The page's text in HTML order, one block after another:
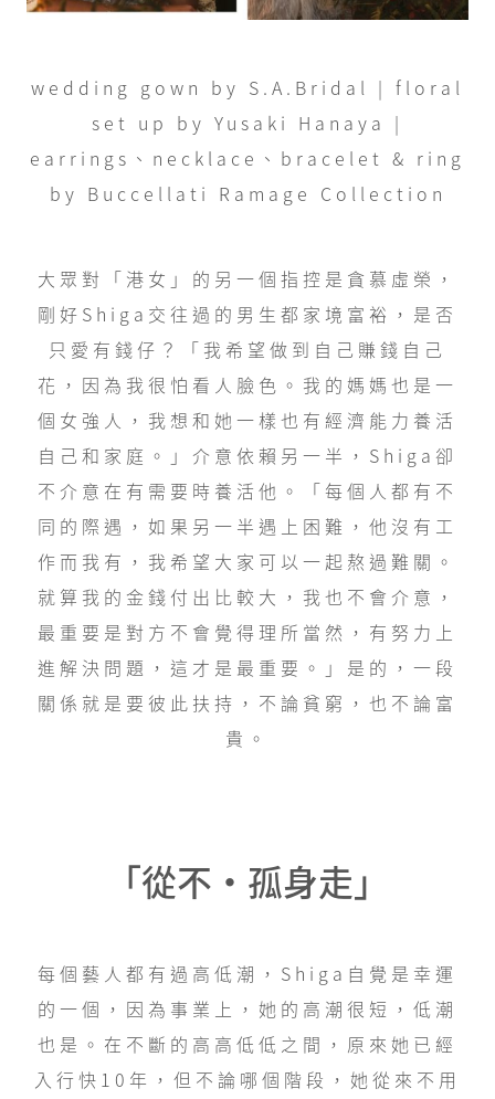
wedding gown by S.A.Bridal | floral
set up by Yusaki Hanaya |
earrings、necklace、bracelet & ring
by Buccellati Ramage Collection
大眾對「港女」的另一個指控是貪慕虛榮，
剛好Shiga交往過的男生都家境富裕，是否
只愛有錢仔？「我希望做到自己賺錢自己
花，因為我很怕看人臉色。我的媽媽也是一
個女強人，我想和她一樣也有經濟能力養活
自己和家庭。」介意依賴另一半，Shiga卻
不介意在有需要時養活他。「每個人都有不
同的際遇，如果另一半遇上困難，他沒有工
作而我有，我希望大家可以一起熬過難關。
就算我的金錢付出比較大，我也不會介意，
最重要是對方不會覺得理所當然，有努力上
進解決問題，這才是最重要。」是的，一段
關係就是要彼此扶持，不論貧窮，也不論富
貴。
「從不・孤身走」
每個藝人都有過高低潮，Shiga自覺是幸運
的一個，因為事業上，她的高潮很短，低潮
也是。在不斷的高高低低之間，原來她已經
入行快10年，但不論哪個階段，她從來不用